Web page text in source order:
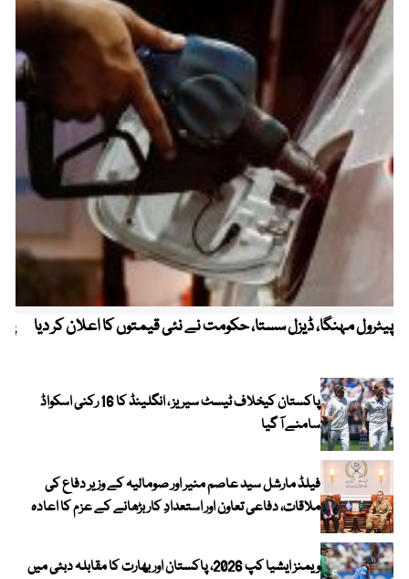
پیٹرول مہنگا، ڈیزل سستا، حکومت نے نئی قیمتوں کا اعلان کر دیا
پاکستان کیخلاف ٹیسٹ سیریز ، انگلینڈ کا 16 رکنی اسکواڈ
سامنے آ گیا
فیلڈ مارشل سید عاصم منیر اور صومالیہ کے وزیر دفاع کی
ملاقات، دفاعی تعاون اور استعدادِ کار بڑھانے کے عزم کا اعادہ
ویمنز ایشیا کپ 2026، پاکستان اور بھارت کا مقابلہ دبئی میں